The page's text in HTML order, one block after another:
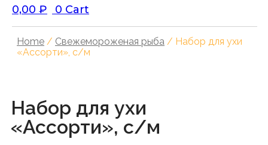
0,00 ₽ 0 Cart
Home / Свежемороженая рыба / Набор для ухи
«Ассорти», с/м
Набор для ухи
«Ассорти», с/м